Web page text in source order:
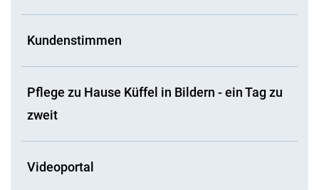
Kundenstimmen
Pflege zu Hause Küffel in Bildern - ein Tag zu
zweit
Videoportal